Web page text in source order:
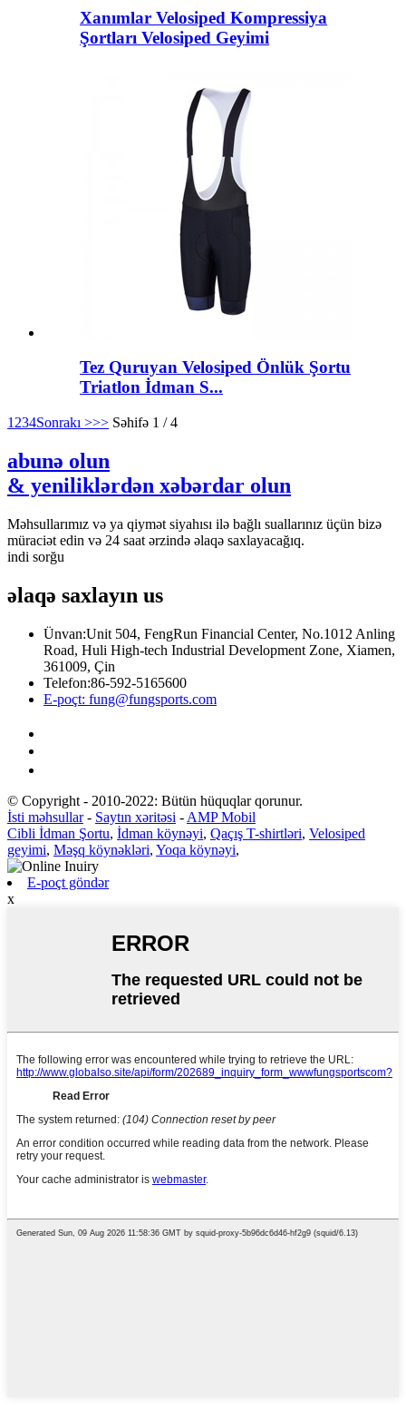
Xanımlar Velosiped Kompressiya
Şortları Velosiped Geyimi
Tez Quruyan Velosiped Önlük Şortu
Triatlon İdman S...
1 234Sonrakı >>> Səhifə 1 / 4
abunə olun
& yeniliklərdən xəbərdar olun
Məhsullarımız və ya qiymət siyahısı ilə bağlı suallarınız üçün bizə
müraciət edin və 24 saat ərzində əlaqə saxlayacağıq.
indi sorğu
əlaqə saxlayın us
Ünvan:Unit 504, FengRun Financial Center, No.1012 Anling
Road, Huli High-tech Industrial Development Zone, Xiamen,
361009, Çin
Telefon:86-592-5165600
E-poçt: fung@fungsports.com
© Copyright - 2010-2022: Bütün hüquqlar qorunur.
İsti məhsullar- Saytın xəritəsi - AMP Mobil
Cibli İdman Şortu, İdman köynəyi, Qaçış T-shirtləri, Velosiped
geyimi, Məşq köynəkləri, Yoqa köynəyi,
E-poçt göndər
x